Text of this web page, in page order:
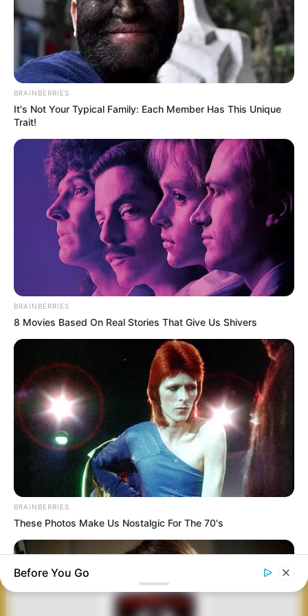
ke Cina, Alarm Merah untuk Perangkat Intelijen Barat
Ada-Ada Saja, Teknologi Sistem Pertahanan Udara Laser
Militer Kini Dipakai Cina Buat Tembak Nyamuk
Incar Pasar Australia, IAI Israel Tawarkan Drone Bawah Laut
‘BlueWhale’ untuk Intai Koridor Utara dan Laut Cina Selatan
Airbus Defence and Space AL Cina alutsista Australia
F-35 Lightning II Filipina India Inggris Iran Israel Jepang
Jerman Korea Aerospace Industries Korea Selatan
korps marinir Laut Cina Selatan Lockheed Martin
MBT MEF Perancis
Perang Rusia Vs Ukraina pt dirgantara indonesia PT Pindad
rudal anti kapal rudal hanud Rusia SAAB Singapura
TNI AD TNI AL TNI AU ToT
Ukraina Uni Soviet
UGV
THALES AUSTRALIA
KEMBANGKAN UGV
GUARDIAN ANGEL
8×4, DIRANCANG
BUSHMASTER
REFURBOT: ROBOT
TANK (UGV) DARI
SASIS MBT AMX-30,
JADI MESIN
PERANG
MV-8 KOMODO:
DRONE DARAT
SUPER BERAT
SATWA IKONIK
INDONESIA
BRAINBERRIES
It's Not Your Typical Family: Each Member Has This Unique
Trait!
BRAINBERRIES
8 Movies Based On Real Stories That Give Us Shivers
BRAINBERRIES
These Photos Make Us Nostalgic For The 70's
Before You Go